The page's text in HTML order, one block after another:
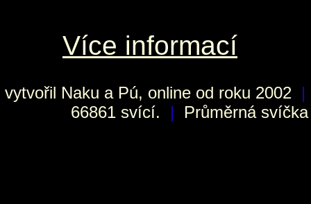
Více informací
vytvořil Naku a Pú, online od roku 2002 |
66861 svící.
| Průměrná